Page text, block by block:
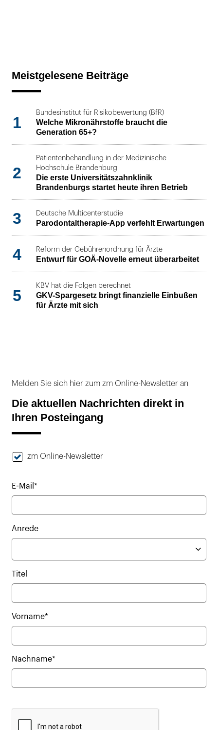
Meistgelesene Beiträge
1
Bundesinstitut für Risikobewertung (BfR)
Welche Mikronährstoffe braucht die
Generation 65+?
2
Patientenbehandlung in der Medizinische
Hochschule Brandenburg
Die erste Universitätszahnklinik
Brandenburgs startet heute ihren Betrieb
3 Deutsche Multicenterstudie
Parodontaltherapie-App verfehlt Erwartungen
4 Reform der Gebührenordnung für Ärzte
Entwurf für GOÄ-Novelle erneut überarbeitet
5
KBV hat die Folgen berechnet
GKV-Spargesetz bringt finanzielle Einbußen
für Ärzte mit sich
Melden Sie sich hier zum zm Online-Newsletter an
Die aktuellen Nachrichten direkt in
Ihren Posteingang
zm Online-Newsletter
E-Mail*
Anrede
Titel
Vorname*
Nachname*